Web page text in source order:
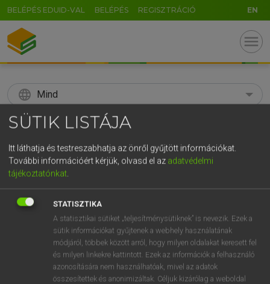
BELÉPÉS EDUID-VAL BELÉPÉS REGISZTRÁCIÓ EN
menu
language Mind
search
KERESÉS
Díjmentes angol szótár
mn aggályosan/féltően gondos
⚲ solicitouskeresése szótárainkban
SÜTIK LISTÁJA
Itt láthatja és testreszabhatja az önről gyűjtött információkat.
További információért kérjük, olvasd el az adatvédelmi
tájékoztatónkat
STATISZTIKA
A statisztikai sütiket „teljesítménysütiknek” is nevezik. Ezek a
sütik információkat gyűjtenek a webhely használatának
módjáról, többek között arról, hogy milyen oldalakat keresett fel
és milyen linkekre kattintott. Ezek az információk a felhasználó
azonosítására nem használhatóak, mivel az adatok
összesítettek és anonimizáltak. Céljuk kizárólag a weboldal
GR
5 6 7 8 9 ö ü ó
r t z u i o p ő ú
k l ű
n m , . AltGr